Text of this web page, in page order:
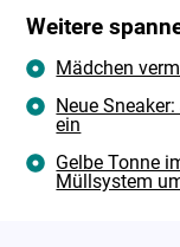
Weitere
Mädchen
Neue
ein
Gelbe Tonne
Müllsystem